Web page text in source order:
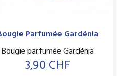
Parfumée Gardénia
Bougie parfumée Gardénia
Prix
3,90 CHF